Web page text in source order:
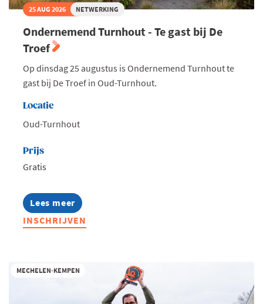
25 AUG 2026 NETWERKING
Ondernemend Turnhout - Te gast bij De
Troef
Op dinsdag 25 augustus is Ondernemend Turnhout te
gast bij De Troef in Oud-Turnhout.
Locatie
Oud-Turnhout
Prijs
Gratis
Lees meer
about
Ondernemend
Turnhout
bij
INSCHRIJVEN
MECHELEN-KEMPEN